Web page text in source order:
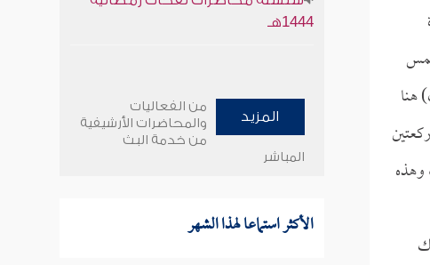
هنا
1444هـ
المزيد
من الفعاليات
والمحاضرات الأرشيفية
من خدمة البث
المباشر
الأكثر استماعا لهذا الشهر